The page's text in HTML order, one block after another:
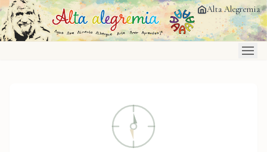
Saltar al contenido principal Alta Alegremia